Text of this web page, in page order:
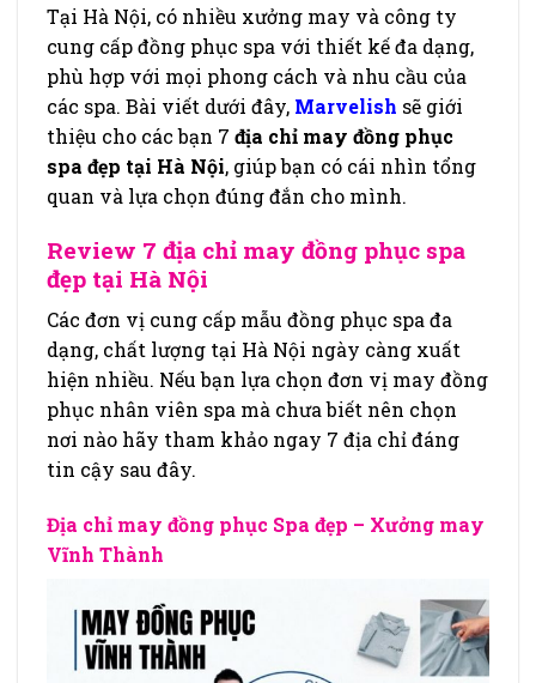
Tại Hà Nội, có nhiều xưởng may và công ty
cung cấp đồng phục spa với thiết kế đa dạng,
phù hợp với mọi phong cách và nhu cầu của
các spa. Bài viết dưới đây, Marvelish sẽ giới
thiệu cho các bạn 7 địa chỉ may đồng phục
spa đẹp tại Hà Nội, giúp bạn có cái nhìn tổng
quan và lựa chọn đúng đắn cho mình.
Review 7 địa chỉ may đồng phục spa
đẹp tại Hà Nội
Các đơn vị cung cấp mẫu đồng phục spa đa
dạng, chất lượng tại Hà Nội ngày càng xuất
hiện nhiều. Nếu bạn lựa chọn đơn vị may đồng
phục nhân viên spa mà chưa biết nên chọn
nơi nào hãy tham khảo ngay 7 địa chỉ đáng
tin cậy sau đây.
Địa chỉ may đồng phục Spa đẹp – Xưởng may
Vĩnh Thành